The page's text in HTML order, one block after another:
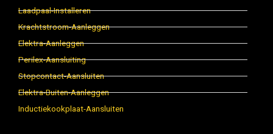
Laadpaal-Installeren
Krachtstroom-Aanleggen
Elektra-Aanleggen
Perilex-Aansluiting
Stopcontact-Aansluiten
Elektra-Buiten-Aanleggen
Inductiekookplaat-Aansluiten